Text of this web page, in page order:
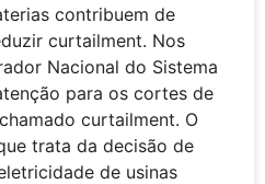
contribuem de
curtailment. Nos
Nacional do Sistema
para os cortes de
curtailment. O
trata da decisão de
de usinas